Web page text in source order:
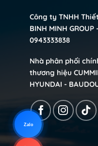
Công ty TNHH
BINH MINH
0943333838
Nhà phân phối
thương hiệu
HYUNDAI -
Zalo